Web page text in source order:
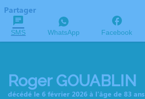
Partager
SMS WhatsApp Facebook
Roger GOUABLIN
décédé le 6 février 2026 à l'âge de 83 ans